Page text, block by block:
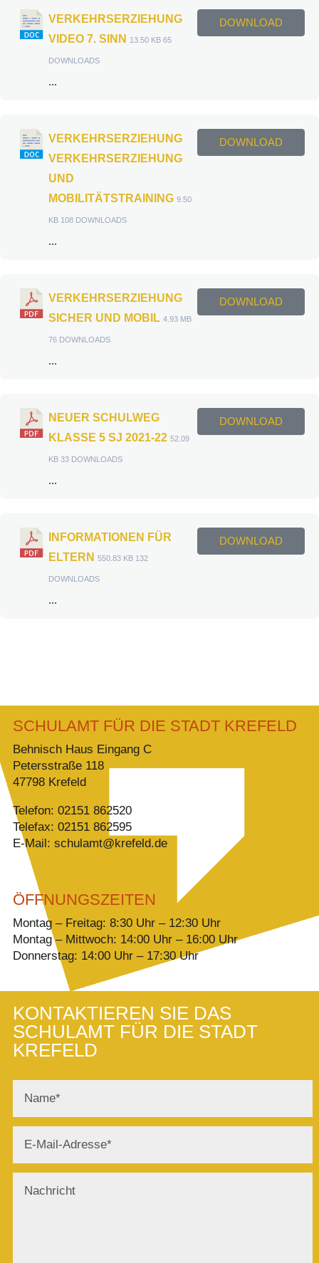
VERKEHRSERZIEHUNG
VIDEO 7. SINN
13.50 KB 65
DOWNLOADS
...
DOWNLOAD
VERKEHRSERZIEHUNG
VERKEHRSERZIEHUNG
UND
MOBILITÄTSTRAINING 9.50
KB 108 DOWNLOADS
...
DOWNLOAD
VERKEHRSERZIEHUNG
SICHER UND MOBIL 4.93 MB
76 DOWNLOADS
...
DOWNLOAD
NEUER SCHULWEG
KLASSE 5 SJ 2021-22 52.09
KB 33 DOWNLOADS
...
DOWNLOAD
INFORMATIONEN FÜR
ELTERN 550.83 KB 132
DOWNLOADS
...
DOWNLOAD
SCHULAMT FÜR DIE STADT KREFELD
Behnisch Haus Eingang C
Petersstraße 118
47798 Krefeld
Telefon: 02151 862520
Telefax: 02151 862595
E-Mail: schulamt@krefeld.de
ÖFFNUNGSZEITEN
Montag – Freitag: 8:30 Uhr – 12:30 Uhr
Montag – Mittwoch: 14:00 Uhr – 16:00 Uhr
Donnerstag: 14:00 Uhr – 17:30 Uhr
KONTAKTIEREN SIE DAS
SCHULAMT FÜR DIE STADT
KREFELD